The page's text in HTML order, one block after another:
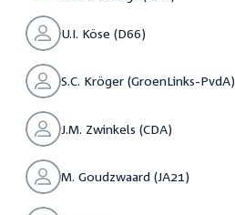
U.I. Köse (D66)
S.C. Kröger (GroenLinks-PvdA)
J.M. Zwinkels (CDA)
M. Goudzwaard (JA21)